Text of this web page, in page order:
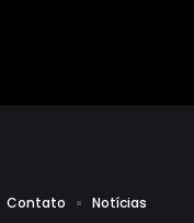
Contato Notícias